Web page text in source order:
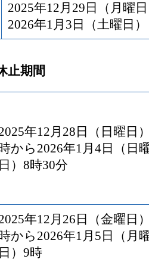
2025年12月29日（月曜
2026年1月3日（土曜日）
止期間
年12月28日（日曜日
から2026年1月4日（日
日）8時30分
年12月26日（金曜日
から2026年1月5日（月
日）9時